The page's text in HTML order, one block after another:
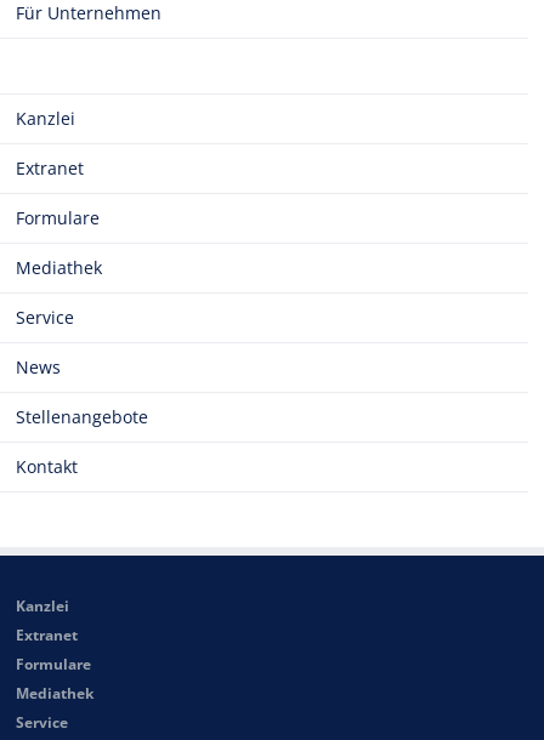
Für Unternehmen
Kanzlei
Extranet
Formulare
Mediathek
Service
News
Stellenangebote
Kontakt
Kanzlei
Extranet
Formulare
Mediathek
Service